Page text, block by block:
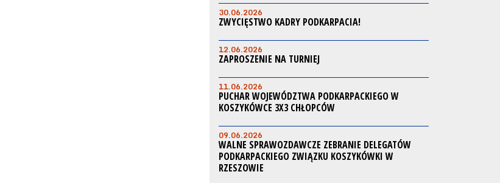
30.06.2026
ZWYCIĘSTWO KADRY PODKARPACIA!
12.06.2026
ZAPROSZENIE NA TURNIEJ
11.06.2026
PUCHAR WOJEWÓDZTWA PODKARPACKIEGO W
KOSZYKÓWCE 3X3 CHŁOPCÓW
09.06.2026
WALNE SPRAWOZDAWCZE ZEBRANIE DELEGATÓW
PODKARPACKIEGO ZWIĄZKU KOSZYKÓWKI W
RZESZOWIE